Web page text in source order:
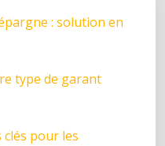
: solution en
type de garant
clés pour les